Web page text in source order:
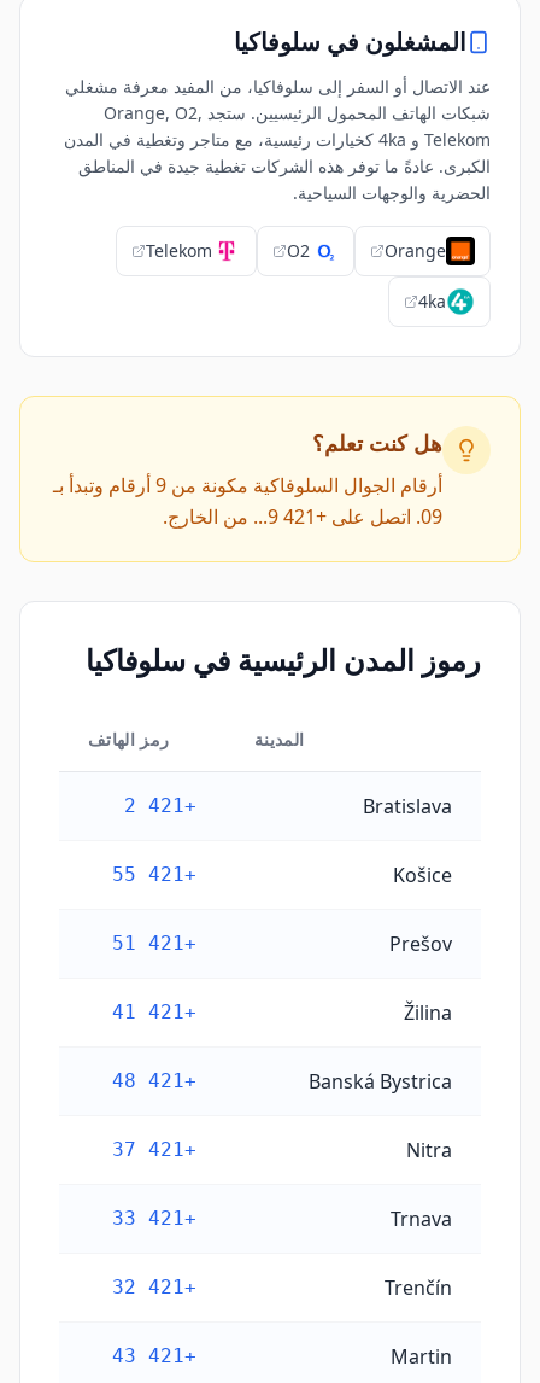
المشغلون في سلوفاكيا
عند الاتصال أو السفر إلى سلوفاكيا، من المفيد معرفة مشغلي
شبكات الهاتف المحمول الرئيسيين. ستجد Orange, O2,
Telekom و 4ka كخيارات رئيسية، مع متاجر وتغطية في المدن
الكبرى. عادةً ما توفر هذه الشركات تغطية جيدة في المناطق
الحضرية والوجهات السياحية.
Orange
O2
Telekom
4ka
هل كنت تعلم؟
أرقام الجوال السلوفاكية مكونة من 9 أرقام وتبدأ بـ
09. اتصل على +421 9... من الخارج.
رموز المدن الرئيسية في سلوفاكيا
المدينة رمز الهاتف
Bratislava
+421 2
Košice
+421 55
Prešov
+421 51
Žilina
+421 41
Banská Bystrica
+421 48
Nitra
+421 37
Trnava
+421 33
Trenčín
+421 32
Martin
+421 43